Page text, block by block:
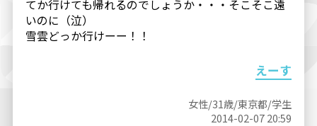
てか行けても帰れるのでしょうか・・・そこそこ遠
いのに（泣）
雪雲どっか行けーー！！
えーす
女性/31歳/東京都/学生
2014-02-07 20:59